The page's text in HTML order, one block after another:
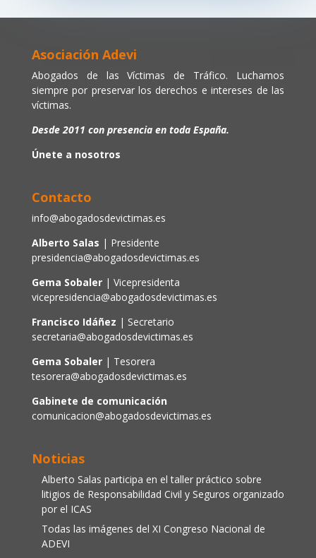
Asociación Adevi
Abogados de las Víctimas de Tráfico. Luchamos
siempre por preservar los derechos e intereses de las
víctimas.
Desde 2011 con presencia en toda España.
Únete a nosotros
Contacto
info@abogadosdevictimas.es
Alberto Salas | Presidente
presidencia@abogadosdevictimas.es
Gema Sobaler | Vicepresidenta
vicepresidencia@abogadosdevictimas.es
Francisco Idáñez | Secretario
secretaria@abogadosdevictimas.es
Gema Sobaler| Tesorera
tesorera@abogadosdevictimas.es
Gabinete de comunicación
comunicacion@abogadosdevictimas.es
Noticias
Alberto Salas participa en el taller práctico sobre
litigios de Responsabilidad Civil y Seguros organizado
por el ICAS
Todas las imágenes del XI Congreso Nacional de
ADEVI